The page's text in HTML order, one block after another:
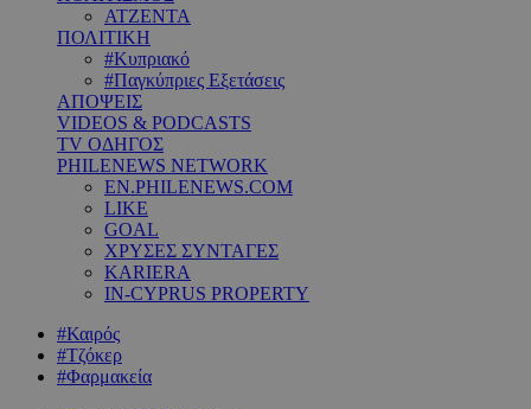
ΑΤΖΕΝΤΑ
ΠΟΛΙΤΙΚΗ
#Κυπριακό
#Παγκύπριες Εξετάσεις
ΑΠΟΨΕΙΣ
VIDEOS & PODCASTS
TV ΟΔΗΓΟΣ
PHILENEWS NETWORK
EN.PHILENEWS.COM
LIKE
GOAL
ΧΡΥΣΕΣ ΣΥΝΤΑΓΕΣ
KARIERA
IN-CYPRUS PROPERTY
#Καιρός
#Τζόκερ
#Φαρμακεία